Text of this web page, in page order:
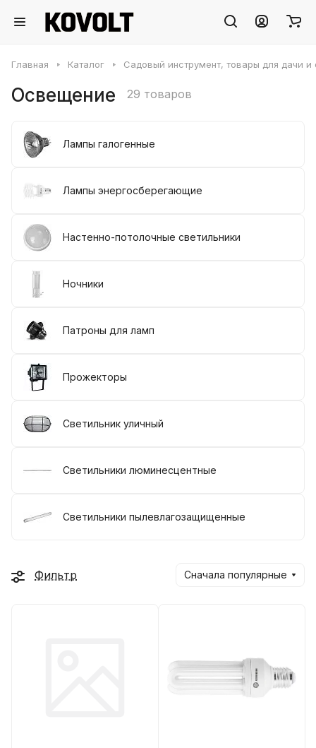
Главная Каталог Садовый инструмент, товары для дачи и
Освещение 29 товаров
Лампы галогенные
Лампы энергосберегающие
Настенно-потолочные светильники
Ночники
Патроны для ламп
Прожекторы
Светильник уличный
Светильники люминесцентные
Светильники пылевлагозащищенные
Фильтр Сначала популярные